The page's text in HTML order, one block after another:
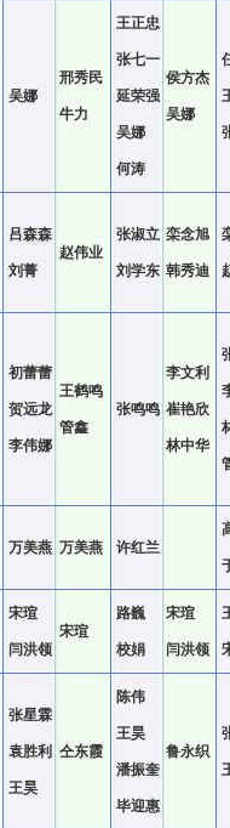
吴娜
邢秀民
牛力
王正忠
张七一
延荣强
吴娜
何涛
侯方杰
吴娜
吕森森
刘菁
赵伟业
张淑立
刘学东
栾念旭
韩秀迪
初蕾蕾
贺远龙
李伟娜
王鹤鸣
管鑫
张鸣鸣
李文利
崔艳欣
林中华
万美燕 万美燕 许红兰
宋瑄
闫洪领
宋瑄
路巍
校娟
宋瑄
闫洪领
张星霖
袁胜利
王昊
仝东霞
陈伟
王昊
潘振奎
毕迎惠
鲁永织